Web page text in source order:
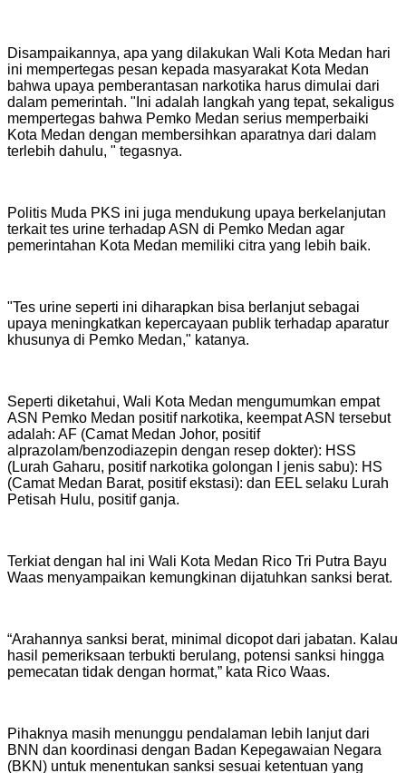
‎Disampaikannya, apa yang dilakukan Wali Kota Medan hari
ini mempertegas pesan kepada masyarakat Kota Medan
bahwa upaya pemberantasan narkotika harus dimulai dari
dalam pemerintah. "Ini adalah langkah yang tepat, sekaligus
mempertegas bahwa Pemko Medan serius memperbaiki
Kota Medan dengan membersihkan aparatnya dari dalam
terlebih dahulu, " tegasnya.
‎Politis Muda PKS ini juga mendukung upaya berkelanjutan
terkait tes urine terhadap ASN di Pemko Medan agar
pemerintahan Kota Medan memiliki citra yang lebih baik.
‎"Tes urine seperti ini diharapkan bisa berlanjut sebagai
upaya meningkatkan kepercayaan publik terhadap aparatur
khusunya di Pemko Medan," katanya.
‎‎Seperti diketahui, Wali Kota Medan mengumumkan empat
ASN Pemko Medan positif narkotika, keempat ASN tersebut
adalah: AF (Camat Medan Johor, positif
alprazolam/benzodiazepin dengan resep dokter): HSS
(Lurah Gaharu, positif narkotika golongan I jenis sabu): HS
(Camat Medan Barat, positif ekstasi): dan EEL selaku Lurah
Petisah Hulu, positif ganja.
‎Terkiat dengan hal ini Wali Kota Medan Rico Tri Putra Bayu
Waas menyampaikan kemungkinan dijatuhkan sanksi berat.
‎“Arahannya sanksi berat, minimal dicopot dari jabatan. Kalau
hasil pemeriksaan terbukti berulang, potensi sanksi hingga
pemecatan tidak dengan hormat,” kata Rico Waas.
‎Pihaknya masih menunggu pendalaman lebih lanjut dari
BNN dan koordinasi dengan Badan Kepegawaian Negara
(BKN) untuk menentukan sanksi sesuai ketentuan yang